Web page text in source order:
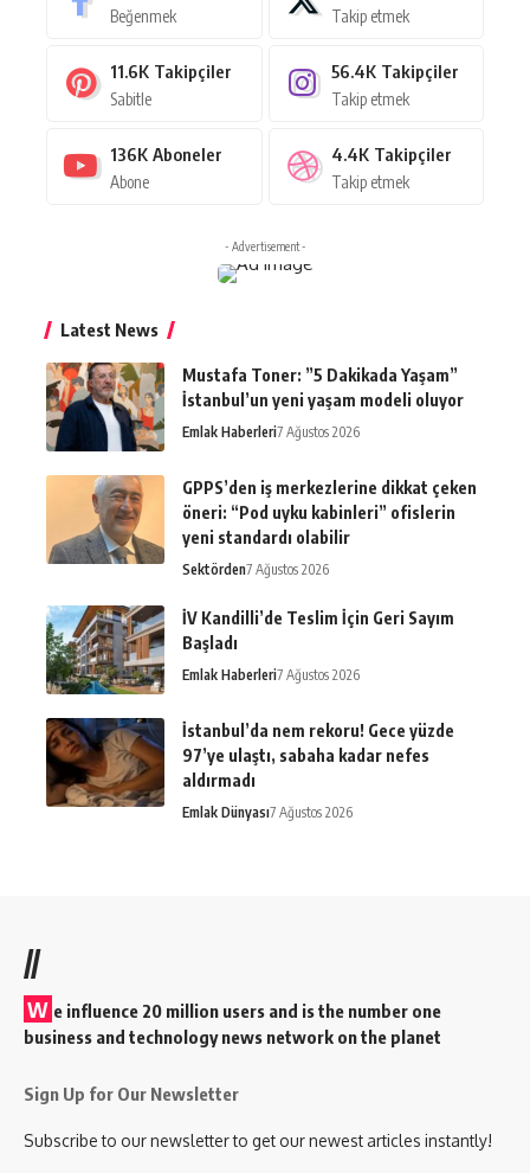
Beğenmek Takip etmek
11.6K Takipçiler
Sabitle
56.4K Takipçiler
Takip etmek
136K Aboneler
Abone
4.4K Takipçiler
Takip etmek
- Advertisement -
Latest News
Mustafa Toner: ”5 Dakikada Yaşam”
İstanbul’un yeni yaşam modeli oluyor
Emlak Haberleri7 Ağustos 2026
GPPS’den iş merkezlerine dikkat çeken
öneri: “Pod uyku kabinleri” ofislerin
yeni standardı olabilir
Sektörden7 Ağustos 2026
İV Kandilli’de Teslim İçin Geri Sayım
Başladı
Emlak Haberleri7 Ağustos 2026
İstanbul’da nem rekoru! Gece yüzde
97’ye ulaştı, sabaha kadar nefes
aldırmadı
Emlak Dünyası7 Ağustos 2026
//
W e influence 20 million users and is the number one
business and technology news network on the planet
Sign Up for Our Newsletter
Subscribe to our newsletter to get our newest articles instantly!